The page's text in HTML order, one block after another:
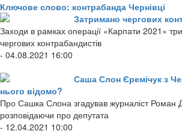
Ключове слово: контрабанда Чернівці
Затримано чергових
Заходи в рамках операції «Карпати 2021»
чергових контрабандистів
- 04.08.2021 16:00
Саша Слон Єремічук з
нього відомо?
Про Сашка Слона згадував журналіст Роман
розповідаючи про депутата
- 12.04.2021 10:00